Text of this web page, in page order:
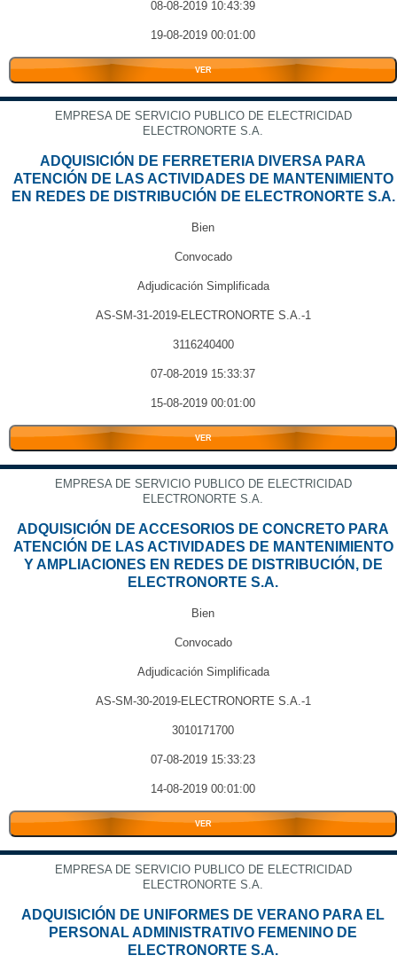
08-08-2019 10:43:39
19-08-2019 00:01:00
VER
EMPRESA DE SERVICIO PUBLICO DE ELECTRICIDAD
ELECTRONORTE S.A.
ADQUISICIÓN DE FERRETERIA DIVERSA PARA
ATENCIÓN DE LAS ACTIVIDADES DE MANTENIMIENTO
EN REDES DE DISTRIBUCIÓN DE ELECTRONORTE S.A.
Bien
Convocado
Adjudicación Simplificada
AS-SM-31-2019-ELECTRONORTE S.A.-1
3116240400
07-08-2019 15:33:37
15-08-2019 00:01:00
VER
EMPRESA DE SERVICIO PUBLICO DE ELECTRICIDAD
ELECTRONORTE S.A.
ADQUISICIÓN DE ACCESORIOS DE CONCRETO PARA
ATENCIÓN DE LAS ACTIVIDADES DE MANTENIMIENTO
Y AMPLIACIONES EN REDES DE DISTRIBUCIÓN, DE
ELECTRONORTE S.A.
Bien
Convocado
Adjudicación Simplificada
AS-SM-30-2019-ELECTRONORTE S.A.-1
3010171700
07-08-2019 15:33:23
14-08-2019 00:01:00
VER
EMPRESA DE SERVICIO PUBLICO DE ELECTRICIDAD
ELECTRONORTE S.A.
ADQUISICIÓN DE UNIFORMES DE VERANO PARA EL
PERSONAL ADMINISTRATIVO FEMENINO DE
ELECTRONORTE S.A.